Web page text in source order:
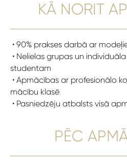
KĀ NORIT
• 90% prakses darbā ar
• Nelielas grupas un
studentam
• Apmācības ar profesionālo
mācību klasē
• Pasniedzēju atbalsts visā
PĒC